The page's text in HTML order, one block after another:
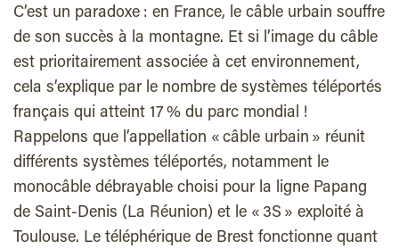
C’est un paradoxe : en France, le câble urbain souffre
de son succès à la montagne. Et si l’image du câble
est prioritairement associée à cet environnement,
cela s’explique par le nombre de systèmes téléportés
français qui atteint 17 % du parc mondial !
Rappelons que l’appellation « câble urbain » réunit
différents systèmes téléportés, notamment le
monocâble débrayable choisi pour la ligne Papang
de Saint-Denis (La Réunion) et le « 3S » exploité à
Toulouse. Le téléphérique de Brest fonctionne quant